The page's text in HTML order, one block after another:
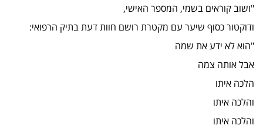
"ושוב קוראים בשמי, המספר האישי,
ודוקטור כסוף שיער עם מקטרת רושם חוות דעת בתיק הרפואי:
"הוא לא ידע את שמה
אבל אותה צמה
הלכה איתו
והלכה איתו
והלכה איתו